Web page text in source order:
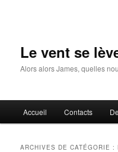
Le vent se
Alors alors James, quelles
principal
Accueil Contacts
ARCHIVES DE CATÉGORIE :